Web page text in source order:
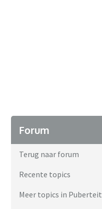
Forum
Terug naar forum
Recente topics
Meer topics in Puberteit